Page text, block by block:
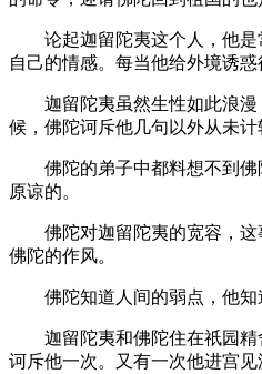
论起迦留陀夷这个人，他是常
自己的情感。每当他给外境诱
迦留陀夷虽然生性如此浪漫
候，佛陀诃斥他几句以外从未计
佛陀的弟子中都料想不到佛陀
原谅的。
佛陀对迦留陀夷的宽容，这事
佛陀的作风。
佛陀知道人间的弱点，他知
迦留陀夷和佛陀住在祇园精舍
诃斥他一次。又有一次他进宫